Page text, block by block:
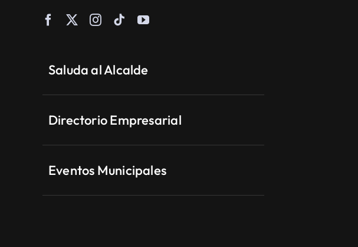
Saluda al Alcalde
Directorio Empresarial
Eventos Municipales